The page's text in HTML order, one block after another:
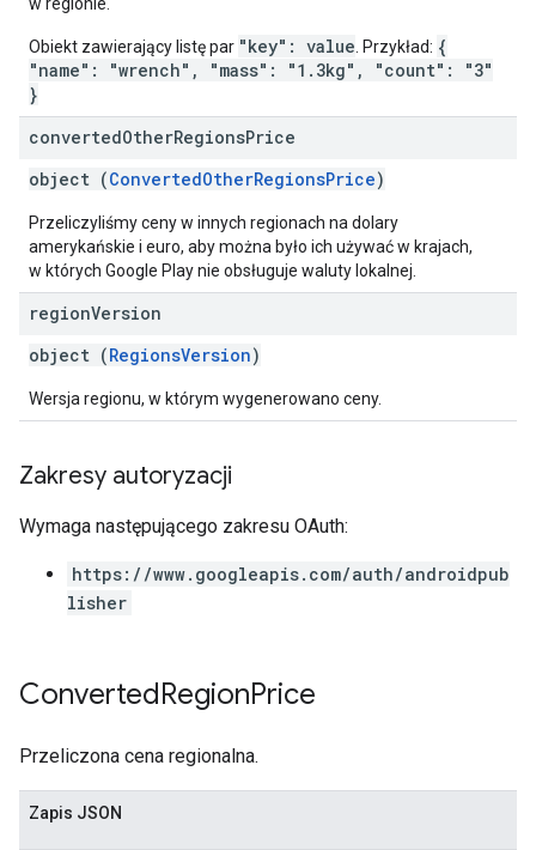
Obiekt zawierający listę par "key": value . Przykład: {
"name": "wrench", "mass": "1.3kg", "count": "3"
}
convertedOtherRegionsPrice
object (ConvertedOtherRegionsPrice)
Przeliczyliśmy ceny w innych regionach na dolary
amerykańskie i euro, aby można było ich używać w krajach,
w których Google Play nie obsługuje waluty lokalnej.
regionVersion
object (RegionsVersion)
Wersja regionu, w którym wygenerowano ceny.
Zakresy autoryzacji
Wymaga następującego zakresu OAuth:
https://www.googleapis.com/auth/androidpub
lisher
ConvertedRegionPrice
Przeliczona cena regionalna.
Zapis JSON